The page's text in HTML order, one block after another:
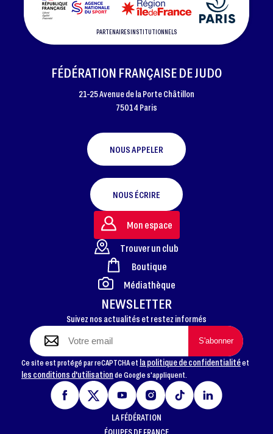
PARTENAIRES INSTITUTIONNELS
FOOTER
FÉDÉRATION FRANÇAISE DE JUDO
21-25 Avenue de la Porte Châtillon
75014 Paris
NOUS APPELER
NOUS ÉCRIRE
NEWSLETTER
Suivez nos actualités et restez informés
Ce site est protégé par reCAPTCHA et la politique de confidentialitéet
les conditions d'utilisationde Google s'appliquent.
Mon espace
Trouver un club
Boutique
Médiathèque
LA FÉDÉRATION
ÉQUIPES DE FRANCE